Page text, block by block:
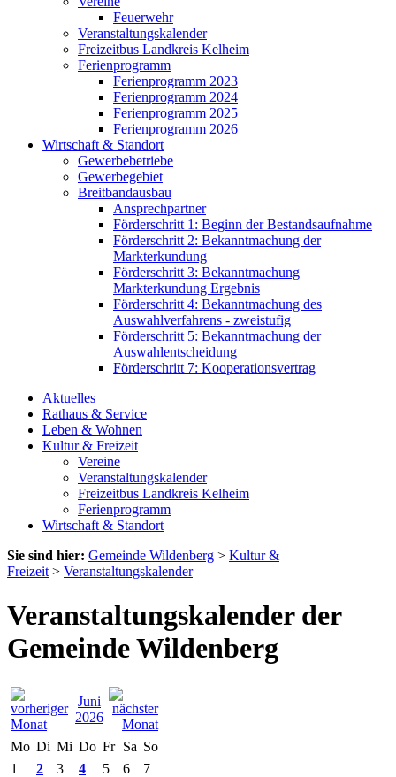
Feuerwehr
Veranstaltungskalender
Freizeitbus Landkreis Kelheim
Ferienprogramm
Ferienprogramm 2023
Ferienprogramm 2024
Ferienprogramm 2025
Ferienprogramm 2026
Wirtschaft & Standort
Gewerbebetriebe
Gewerbegebiet
Breitbandausbau
Ansprechpartner
Förderschritt 1: Beginn der Bestandsaufnahme
Förderschritt 2: Bekanntmachung der
Markterkundung
Förderschritt 3: Bekanntmachung
Markterkundung Ergebnis
Förderschritt 4: Bekanntmachung des
Auswahlverfahrens - zweistufig
Förderschritt 5: Bekanntmachung der
Auswahlentscheidung
Förderschritt 7: Kooperationsvertrag
Aktuelles
Rathaus & Service
Leben & Wohnen
Kultur & Freizeit
Vereine
Veranstaltungskalender
Freizeitbus Landkreis Kelheim
Ferienprogramm
Wirtschaft & Standort
Sie sind hier: Gemeinde Wildenberg > Kultur &
Freizeit > Veranstaltungskalender
Veranstaltungskalender der
Gemeinde Wildenberg
Juni
2026
Mo Di Mi Do Fr Sa So
1
2 3 4 5 6
7